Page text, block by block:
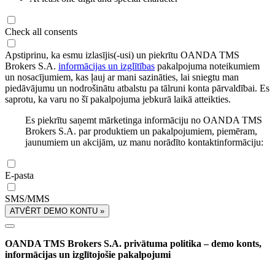
Check all consents
Apstiprinu, ka esmu izlasījis(-usi) un piekrītu OANDA TMS
Brokers S.A. informācijas un izglītības pakalpojuma noteikumiem
un nosacījumiem, kas ļauj ar mani sazināties, lai sniegtu man
piedāvājumu un nodrošinātu atbalstu pa tālruni konta pārvaldībai. Es
saprotu, ka varu no šī pakalpojuma jebkurā laikā atteikties.
Es piekrītu saņemt mārketinga informāciju no OANDA TMS
Brokers S.A. par produktiem un pakalpojumiem, piemēram,
jaunumiem un akcijām, uz manu norādīto kontaktinformāciju:
E-pasta
SMS/MMS
ATVĒRT DEMO KONTU »
OANDA TMS Brokers S.A. privātuma politika – demo konts,
informācijas un izglītojošie pakalpojumi